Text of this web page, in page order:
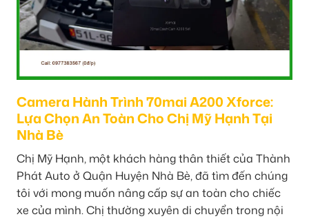
Camera Hành Trình 70mai A200 Xforce:
Lựa Chọn An Toàn Cho Chị Mỹ Hạnh Tại
Nhà Bè
Chị Mỹ Hạnh, một khách hàng thân thiết của Thành
Phát Auto ở Quận Huyện Nhà Bè, đã tìm đến chúng
tôi với mong muốn nâng cấp sự an toàn cho chiếc
xe của mình. Chị thường xuyên di chuyển trong nội